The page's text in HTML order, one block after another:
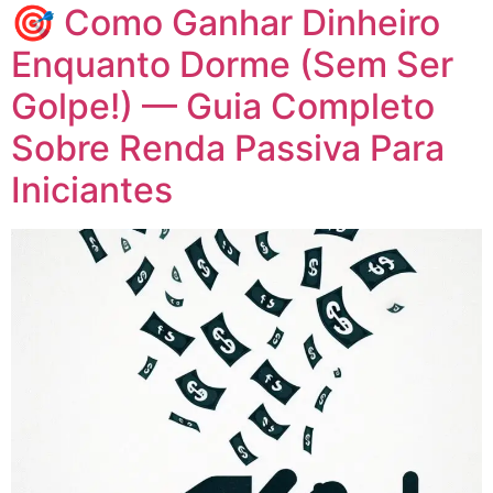
🎯 Como Ganhar Dinheiro
Enquanto Dorme (Sem Ser
Golpe!) — Guia Completo
Sobre Renda Passiva Para
Iniciantes